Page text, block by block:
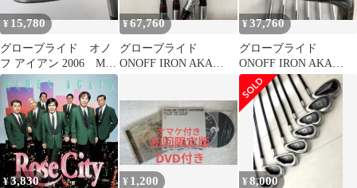
¥ 15,780
グローブライド オノ
フ アイアン 2006 MP-
506I Rフレックス ア
イアンセット 中古
ゴルフドゥ！南風原店
【最短即日発送】
¥67,760
グローブライド
ONOFF IRON AKA
ックス アイアンセッ
ト 中古【最短即日発
送】
¥37,760
グローブライド
ONOFF IRON AKA
2016 MODUS3
TOUR Sフレックス
アイアンセット 中
古 ゴルフドゥ！
NEXTさいたま三室店
【最短即日発送】
¥3,830 ¥ 1,200 ¥8,000